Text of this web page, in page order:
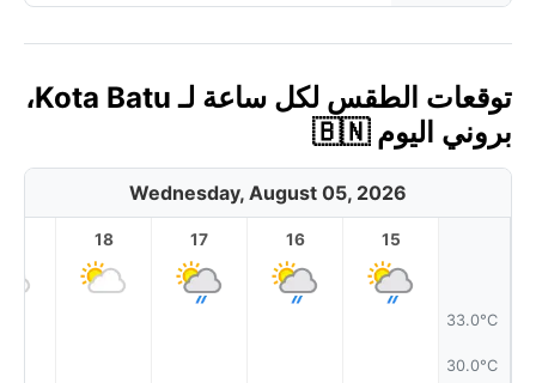
توقعات الطقس لكل ساعة لـ Kota Batu،
بروني اليوم 🇧🇳
Wednesday, August 05, 2026
33.0°C
30.0°C
15
16
17
18